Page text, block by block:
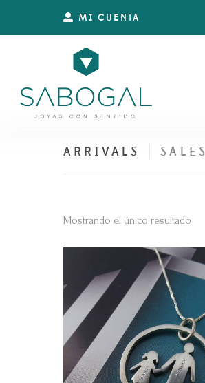
MI CUENTA
ARRIVALS SALES
Mostrando el único resultado